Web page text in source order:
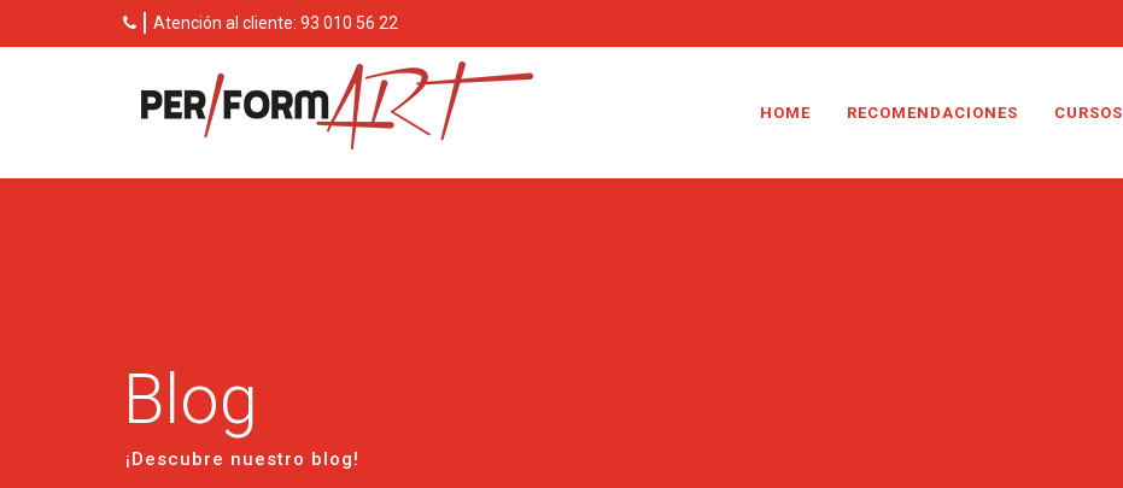
Atención al cliente: 93 010 56 22
HOME RECOMENDACIONES CURSOS
Blog
¡Descubre nuestro blog!